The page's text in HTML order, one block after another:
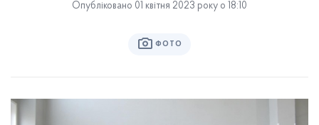
Опубліковано 01 квітня 2023 року о 18:10
ФОТО